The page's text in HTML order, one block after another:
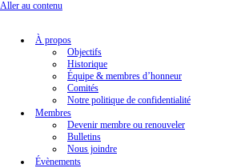
Aller au contenu
À propos
Objectifs
Historique
Équipe & membres d’honneur
Comités
Notre politique de confidentialité
Membres
Devenir membre ou renouveler
Bulletins
Nous joindre
Évènements